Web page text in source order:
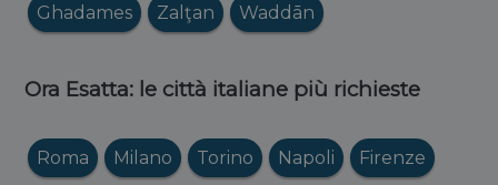
Ghadames Zalţan Waddān
Ora Esatta: le città italiane più richieste
Roma Milano Torino Napoli Firenze